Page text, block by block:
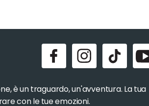
è un traguardo, un'avventura. La tua
con le tue emozioni.